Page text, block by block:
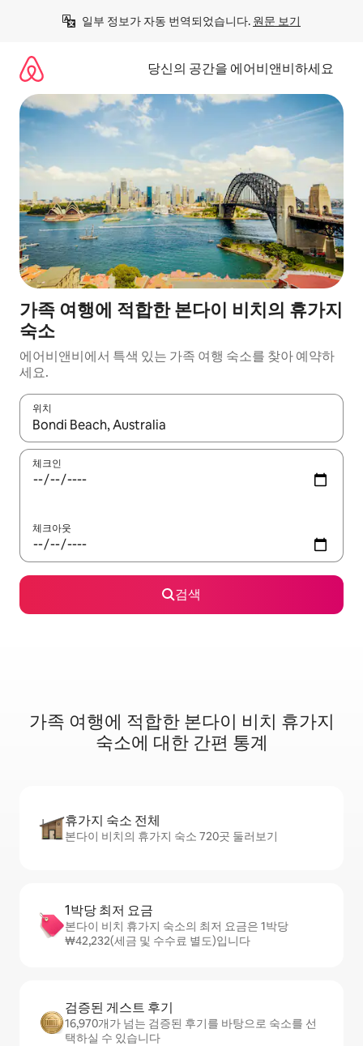
일부 정보가 자동 번역되었습니다. 원문 보기
당신의 공간을 에어비앤비하세요
가족 여행에 적합한 본다이 비치의 휴가지
숙소
에어비앤비에서 특색 있는 가족 여행 숙소를 찾아 예약하
세요.
위치
결과가 나오면 위·아래 화살표 키를 사용하거나 터치 또는 스와이
체크인
체크아웃
검색
가족 여행에 적합한 본다이 비치 휴가지
숙소에 대한 간편 통계
휴가지 숙소 전체
본다이 비치의 휴가지 숙소 720곳 둘러보기
1박당 최저 요금
본다이 비치 휴가지 숙소의 최저 요금은 1박당
₩42,232(세금 및 수수료 별도)입니다
검증된 게스트 후기
16,970개가 넘는 검증된 후기를 바탕으로 숙소를 선
택하실 수 있습니다